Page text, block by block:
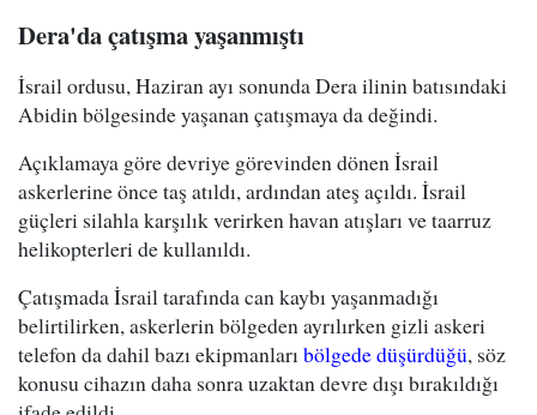
Dera'da çatışma yaşanmıştı
İsrail ordusu, Haziran ayı sonunda Dera ilinin batısındaki
Abidin bölgesinde yaşanan çatışmaya da değindi.
Açıklamaya göre devriye görevinden dönen İsrail
askerlerine önce taş atıldı, ardından ateş açıldı. İsrail
güçleri silahla karşılık verirken havan atışları ve taarruz
helikopterleri de kullanıldı.
Çatışmada İsrail tarafında can kaybı yaşanmadığı
belirtilirken, askerlerin bölgeden ayrılırken gizli askeri
telefon da dahil bazı ekipmanlarıbölgede düşürdüğü, söz
konusu cihazın daha sonra uzaktan devre dışı bırakıldığı